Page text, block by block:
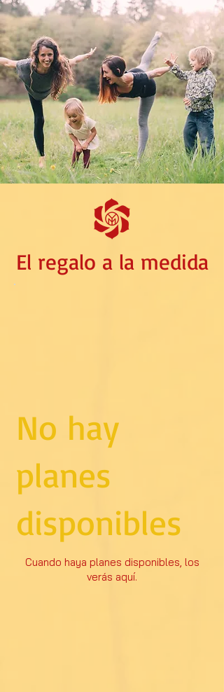
El regalo a la medida
No hay
planes
disponibles
Cuando haya planes disponibles, los
verás aquí.